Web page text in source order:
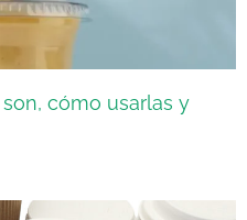
cómo usarlas y